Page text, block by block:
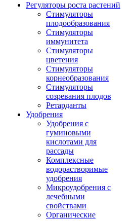
Регуляторы роста растений
Стимуляторы
плодообразования
Стимуляторы
иммунитета
Стимуляторы
цветения
Стимуляторы
корнеобразования
Стимуляторы
созревания плодов
Ретарданты
Удобрения
Удобрения с
гуминовыми
кислотами для
рассады
Комплексные
водорастворимые
удобрения
Микроудобрения с
лечебными
свойствами
Органические